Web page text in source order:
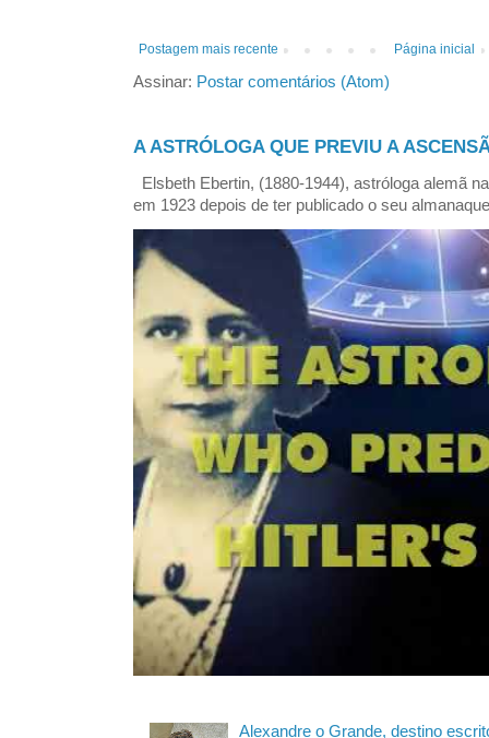
Postagem mais recente Página inicial
Assinar: Postar comentários (Atom)
A ASTRÓLOGA QUE PREVIU A
Elsbeth Ebertin, (1880-1944), astróloga alemã
em 1923 depois de ter publicado o seu
Alexandre o Grande, destino